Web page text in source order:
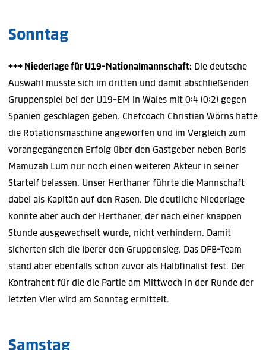
Sonntag
+++ Niederlage für U19-Nationalmannschaft: Die deutsche
Auswahl musste sich im dritten und damit abschließenden
Gruppenspiel bei der U19-EM in Wales mit 0:4 (0:2) gegen
Spanien geschlagen geben. Chefcoach Christian Wörns hatte
die Rotationsmaschine angeworfen und im Vergleich zum
vorangegangenen Erfolg über den Gastgeber neben Boris
Mamuzah Lum nur noch einen weiteren Akteur in seiner
Startelf belassen. Unser Herthaner führte die Mannschaft
dabei als Kapitän auf den Rasen. Die deutliche Niederlage
konnte aber auch der Herthaner, der nach einer knappen
Stunde ausgewechselt wurde, nicht verhindern. Damit
sicherten sich die Iberer den Gruppensieg. Das DFB-Team
stand aber ebenfalls schon zuvor als Halbfinalist fest. Der
Kontrahent für die die Partie am Mittwoch in der Runde der
letzten Vier wird am Sonntag ermittelt.
Samstag